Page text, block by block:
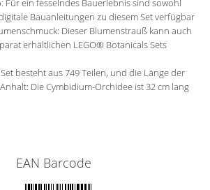
Für ein fesselndes Bauerlebnis sind sowohl
Bauanleitungen zu diesem Set verfügbar
Dieser Blumenstrauß kann auch
erhältlichen LEGO® Botanicals Sets
besteht aus 749 Teilen, und die Länge der
Die Cymbidium-Orchidee ist 32 cm lang
EAN Barcode